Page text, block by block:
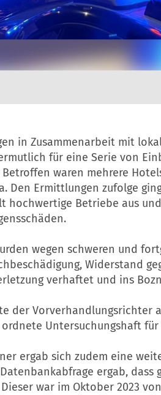
in Zusammenarbeit mit
für eine Serie von
waren mehrere
Den Ermittlungen zufolge
hochwertige Betriebe aus
wegen schweren und
Widerstand
verhaftet und ins
der Vorverhandlungsrichter
Untersuchungshaft
ergab sich zudem eine
ergab,
war im Oktober 2023